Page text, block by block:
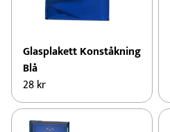
Glasplakett Konståkning
Blå
28kr